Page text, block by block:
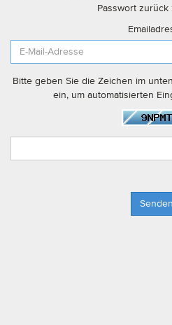
Passwort zurück
Bitte geben Sie die Zeichen im
ein, um automatisierten
Senden